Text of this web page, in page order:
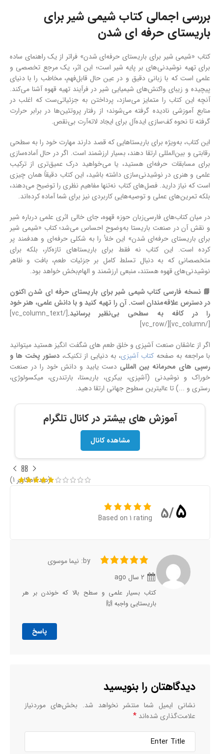
بررسی اجمالی کتاب شیمی شیر برای
باریستای حرفه ای شدن
کتاب «شیمی شیر برای باریستای حرفه‌ای شدن» فراتر از یک راهنمای ساده
برای تهیه نوشیدنی‌های بر پایه شیر است؛ این اثر، یک مرجع تخصصی و
علمی است که با زبانی دقیق و در عین حال قابل‌فهم، مخاطب را با دنیای
پیچیده و زیبای واکنش‌های شیمیایی شیر در فرآیند تهیه قهوه آشنا می‌کند.
آنچه این کتاب را متمایز می‌سازد، پرداختن به جزئیاتی‌ست که اغلب در
منابع آموزشی نادیده گرفته می‌شوند؛ از رفتار پروتئین‌ها در برابر حرارت
گرفته تا نحوه‌ کف‌سازی ایده‌آل برای ایجاد لاته‌آرت بی‌نقص.
این کتاب، به‌ویژه برای باریستاهایی که قصد دارند مهارت خود را به سطحی
رقابتی و بین‌المللی ارتقا دهند، بسیار ارزشمند است. اگر در حال آماده‌سازی
برای مسابقات حرفه‌ای هستید، یا می‌خواهید درک عمیق‌تری از ترکیب
علمی و هنری در نوشیدنی‌سازی داشته باشید، این کتاب دقیقاً همان چیزی
است که نیاز دارید. فصل‌های کتاب نه‌تنها مفاهیم نظری را توضیح می‌دهند،
بلکه تمرین‌های عملی و توصیه‌هایی کاربردی نیز برای شما آماده کرده‌اند.
در میان کتاب‌های فارسی‌زبان حوزه قهوه، جای خالی اثری علمی درباره شیر
و نقش آن در صنعت باریستا به‌وضوح احساس می‌شد؛ کتاب «شیمی شیر
برای باریستای حرفه‌ای شدن» این خلأ را به شکلی حرفه‌ای و هدفمند پر
کرده است. این کتاب نه فقط برای باریستاهای تازه‌کار، بلکه برای
متخصصانی که به دنبال تسلط کامل بر جزئیات طعم، بافت و ظاهر
نوشیدنی‌های قهوه هستند، منبعی ارزشمند و الهام‌بخش خواهد بود.
📘 نسخه فارسی کتاب شیمی شیر برای باریستای حرفه ای شدن اکنون
در دسترس علاقه‌مندان است. آن را تهیه کنید و با دانش علمی، هنر خود
را در کافه به سطحی بی‌نظیر برسانید.
[/vc_column_text]
[/vc_column][/vc_row]
اگر از عاشقان صنعت آشپزی و خلق طعم های شگفت انگیز هستید میتوانید
با مراجعه به صفحه کتاب آشپزی، به دنیایی از تکنیک، دستور پخت ها و
رسپی های محرمانه بین المللی دست یابید و دانش خود را در صنعت
خوراک و نوشیدنی (آشپزی، بیکری، باریستا، بارتندری، میکسولوژی،
رستری و ...) تا عالیترین سطوح جهانی ارتقا دهید.
آموزش های بیشتر در کانال تلگرام
مشاهده کانال
(دیدگاه کاربر 1
)
5
/5
Based on 1 rating
by: نیما موسوی
کتاب بسیار علمی و سطح بالا که خوندن بر هر
باریستایی واجبه 🙌
پاسخ
دیدگاهتان را بنویسید
نشانی ایمیل شما منتشر نخواهد شد. بخش‌های موردنیاز
علامت‌گذاری شده‌اند *